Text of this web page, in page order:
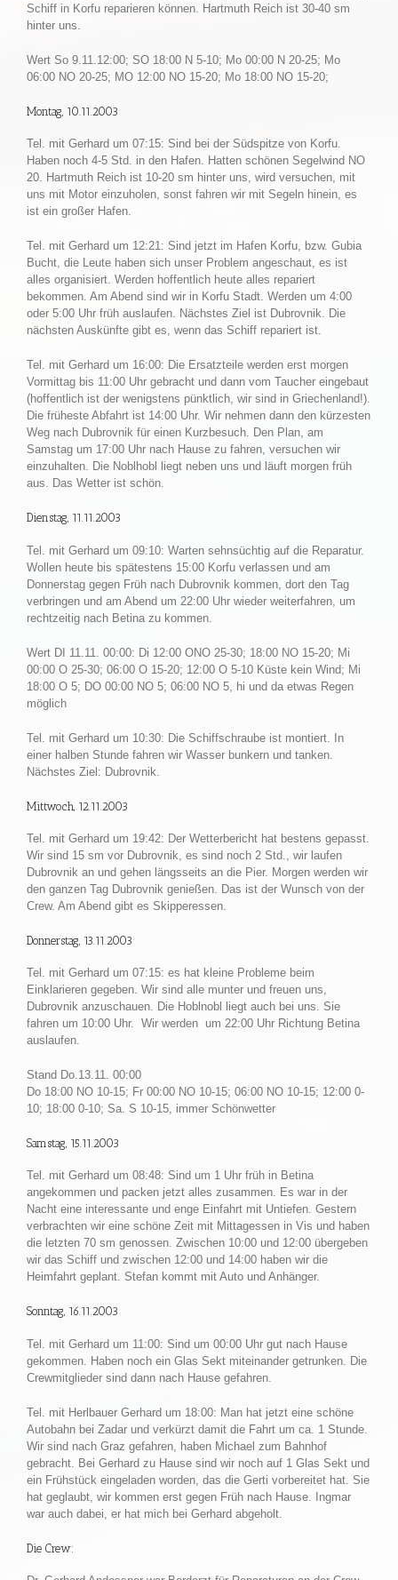
Schiff in Korfu reparieren können. Hartmuth Reich ist 30-40 sm
hinter uns.
Wert So 9.11.12:00; SO 18:00 N 5-10; Mo 00:00 N 20-25; Mo
06:00 NO 20-25; MO 12:00 NO 15-20; Mo 18:00 NO 15-20;
Montag, 10.11.2003
Tel. mit Gerhard um 07:15: Sind bei der Südspitze von Korfu.
Haben noch 4-5 Std. in den Hafen. Hatten schönen Segelwind NO
20. Hartmuth Reich ist 10-20 sm hinter uns, wird versuchen, mit
uns mit Motor einzuholen, sonst fahren wir mit Segeln hinein, es
ist ein großer Hafen.
Tel. mit Gerhard um 12:21: Sind jetzt im Hafen Korfu, bzw. Gubia
Bucht, die Leute haben sich unser Problem angeschaut, es ist
alles organisiert. Werden hoffentlich heute alles repariert
bekommen. Am Abend sind wir in Korfu Stadt. Werden um 4:00
oder 5:00 Uhr früh auslaufen. Nächstes Ziel ist Dubrovnik. Die
nächsten Auskünfte gibt es, wenn das Schiff repariert ist.
Tel. mit Gerhard um 16:00: Die Ersatzteile werden erst morgen
Vormittag bis 11:00 Uhr gebracht und dann vom Taucher eingebaut
(hoffentlich ist der wenigstens pünktlich, wir sind in Griechenland!).
Die früheste Abfahrt ist 14:00 Uhr. Wir nehmen dann den kürzesten
Weg nach Dubrovnik für einen Kurzbesuch. Den Plan, am
Samstag um 17:00 Uhr nach Hause zu fahren, versuchen wir
einzuhalten. Die Noblhobl liegt neben uns und läuft morgen früh
aus. Das Wetter ist schön.
Dienstag, 11.11.2003
Tel. mit Gerhard um 09:10: Warten sehnsüchtig auf die Reparatur.
Wollen heute bis spätestens 15:00 Korfu verlassen und am
Donnerstag gegen Früh nach Dubrovnik kommen, dort den Tag
verbringen und am Abend um 22:00 Uhr wieder weiterfahren, um
rechtzeitig nach Betina zu kommen.
Wert DI 11.11. 00:00: Di 12:00 ONO 25-30; 18:00 NO 15-20; Mi
00:00 O 25-30; 06:00 O 15-20; 12:00 O 5-10 Küste kein Wind; Mi
18:00 O 5; DO 00:00 NO 5; 06:00 NO 5, hi und da etwas Regen
möglich
Tel. mit Gerhard um 10:30: Die Schiffschraube ist montiert. In
einer halben Stunde fahren wir Wasser bunkern und tanken.
Nächstes Ziel: Dubrovnik.
Mittwoch, 12.11.2003
Tel. mit Gerhard um 19:42: Der Wetterbericht hat bestens gepasst.
Wir sind 15 sm vor Dubrovnik, es sind noch 2 Std., wir laufen
Dubrovnik an und gehen längsseits an die Pier. Morgen werden wir
den ganzen Tag Dubrovnik genießen. Das ist der Wunsch von der
Crew. Am Abend gibt es Skipperessen.
Donnerstag, 13.11.2003
Tel. mit Gerhard um 07:15: es hat kleine Probleme beim
Einklarieren gegeben. Wir sind alle munter und freuen uns,
Dubrovnik anzuschauen. Die Hoblnobl liegt auch bei uns. Sie
fahren um 10:00 Uhr. Wir werden um 22:00 Uhr Richtung Betina
auslaufen.
Stand Do.13.11. 00:00
Do 18:00 NO 10-15; Fr 00:00 NO 10-15; 06:00 NO 10-15; 12:00 0-
10; 18:00 0-10; Sa. S 10-15, immer Schönwetter
Samstag, 15.11.2003
Tel. mit Gerhard um 08:48: Sind um 1 Uhr früh in Betina
angekommen und packen jetzt alles zusammen. Es war in der
Nacht eine interessante und enge Einfahrt mit Untiefen. Gestern
verbrachten wir eine schöne Zeit mit Mittagessen in Vis und haben
die letzten 70 sm genossen. Zwischen 10:00 und 12:00 übergeben
wir das Schiff und zwischen 12:00 und 14:00 haben wir die
Heimfahrt geplant. Stefan kommt mit Auto und Anhänger.
Sonntag, 16.11.2003
Tel. mit Gerhard um 11:00: Sind um 00:00 Uhr gut nach Hause
gekommen. Haben noch ein Glas Sekt miteinander getrunken. Die
Crewmitglieder sind dann nach Hause gefahren.
Tel. mit Herlbauer Gerhard um 18:00: Man hat jetzt eine schöne
Autobahn bei Zadar und verkürzt damit die Fahrt um ca. 1 Stunde.
Wir sind nach Graz gefahren, haben Michael zum Bahnhof
gebracht. Bei Gerhard zu Hause sind wir noch auf 1 Glas Sekt und
ein Frühstück eingeladen worden, das die Gerti vorbereitet hat. Sie
hat geglaubt, wir kommen erst gegen Früh nach Hause. Ingmar
war auch dabei, er hat mich bei Gerhard abgeholt.
Die Crew: